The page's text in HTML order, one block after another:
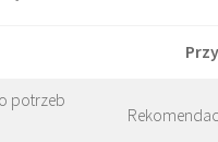
potrzeb